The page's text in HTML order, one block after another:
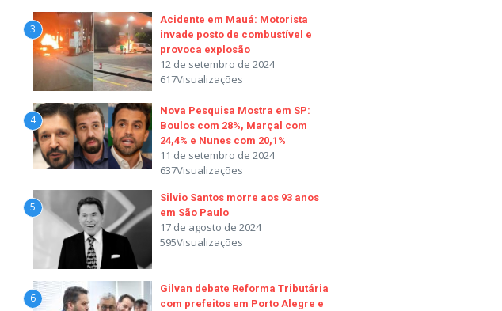
3
Acidente em Mauá: Motorista
invade posto de combustível e
provoca explosão
12 de setembro de 2024
617Visualizações
4
Nova Pesquisa Mostra em SP:
Boulos com 28%, Marçal com
24,4% e Nunes com 20,1%
11 de setembro de 2024
637Visualizações
5
Silvio Santos morre aos 93 anos
em São Paulo
17 de agosto de 2024
595Visualizações
6
Gilvan debate Reforma Tributária
com prefeitos em Porto Alegre e